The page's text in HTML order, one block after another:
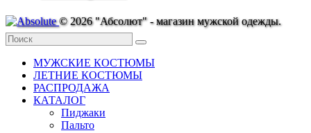
© 2026 "Абсолют" - магазин мужской одежды.
МУЖСКИЕ КОСТЮМЫ
ЛЕТНИЕ КОСТЮМЫ
РАСПРОДАЖА
КАТАЛОГ
Пиджаки
Пальто